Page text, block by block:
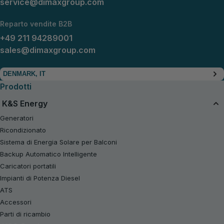
service@dimaxgroup.com
Reparto vendite B2B
+49 211 94289001
sales@dimaxgroup.com
DENMARK, IT
Prodotti
K&S Energy
Generatori
Ricondizionato
Sistema di Energia Solare per Balconi
Backup Automatico Intelligente
Caricatori portatili
Impianti di Potenza Diesel
ATS
Accessori
Parti di ricambio